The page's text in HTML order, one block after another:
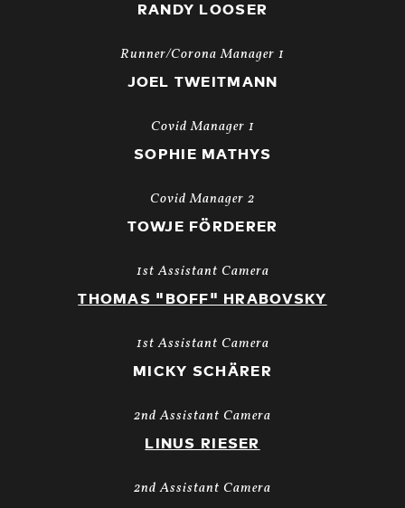
RANDY LOOSER
Runner/Corona Manager 1
JOEL TWEITMANN
Covid Manager 1
SOPHIE MATHYS
Covid Manager 2
TOWJE FÖRDERER
1st Assistant Camera
THOMAS "BOFF" HRABOVSKY
1st Assistant Camera
MICKY SCHÄRER
2nd Assistant Camera
LINUS RIESER
2nd Assistant Camera